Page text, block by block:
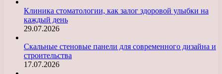
Клиника стоматологии, как залог здоровой улыбки на
каждый день
29.07.2026
Скальные стеновые панели для современного дизайна и
строительства
17.07.2026